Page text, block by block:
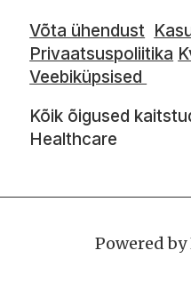
Võta ühendust
Privaatsuspoliitika
Veebiküpsised
Kõik õigused
Healthcare
Powered